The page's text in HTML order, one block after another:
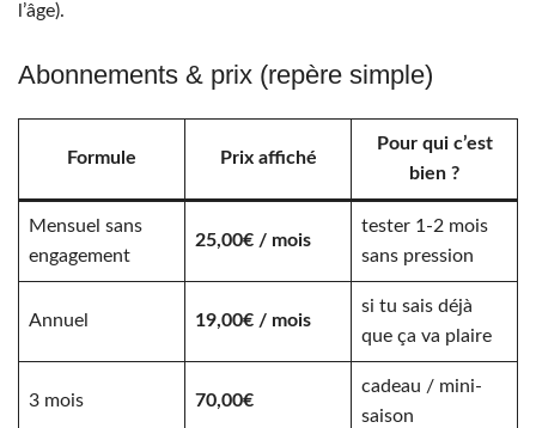
l’âge).
Abonnements & prix (repère simple)
Formule Prix affiché
Pour qui c’est
bien ?
Mensuel sans
engagement
25,00€ / mois
tester 1-2 mois
sans pression
Annuel 19,00€ / mois
si tu sais déjà
que ça va plaire
3 mois 70,00€
cadeau / mini-
saison